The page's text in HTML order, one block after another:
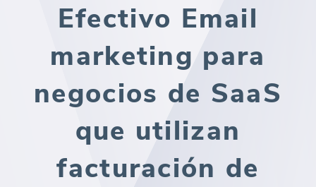
Efectivo Email
marketing para
negocios de SaaS
que utilizan
facturación de